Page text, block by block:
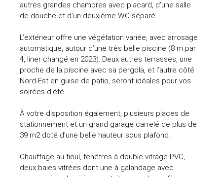
autres grandes chambres avec placard, d’une salle
de douche et d’un deuxième WC séparé.
L’extérieur offre une végétation variée, avec arrosage
automatique, autour d’une très belle piscine (8 m par
4, liner changé en 2023). Deux autres terrasses, une
proche de la piscine avec sa pergola, et l’autre côté
Nord-Est en guise de patio, seront idéales pour vos
soirées d’été.
À votre disposition également, plusieurs places de
stationnement et un grand garage carrelé de plus de
39 m2 doté d’une belle hauteur sous plafond.
Chauffage au fioul, fenêtres à double vitrage PVC,
deux baies vitrées dont une à galandage avec